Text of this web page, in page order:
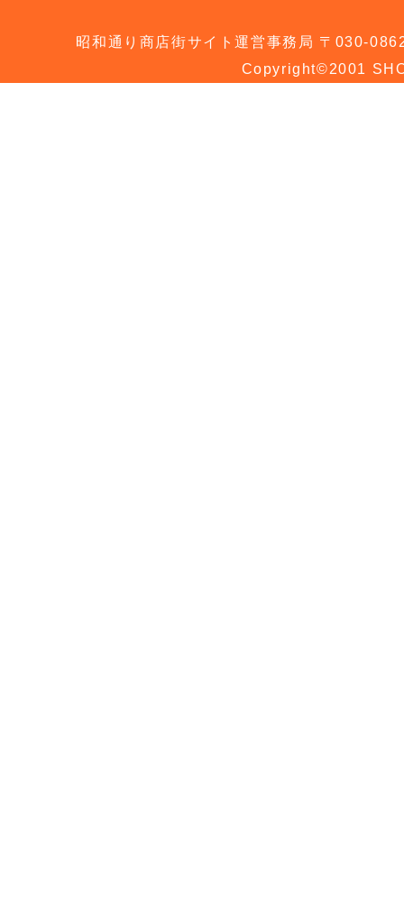
昭和通り商店街サイト運営事務局 〒030-
Copyright©2001